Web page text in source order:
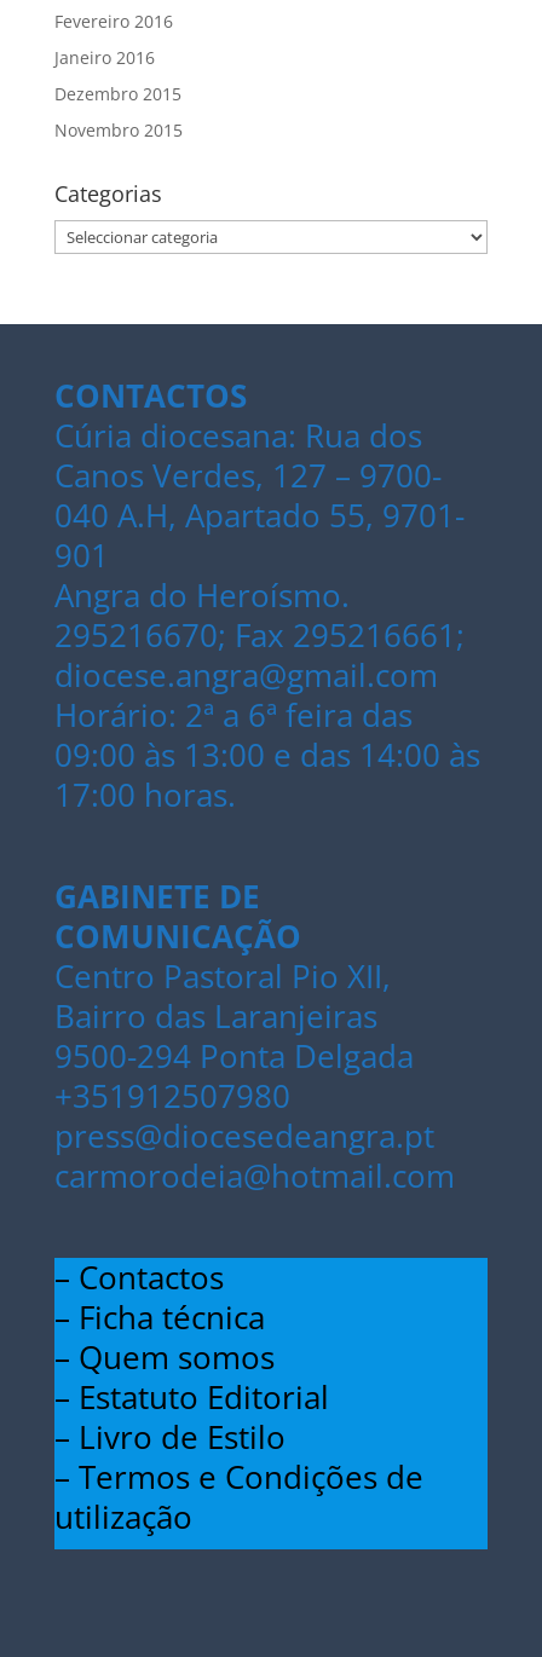
Fevereiro 2016
Janeiro 2016
Dezembro 2015
Novembro 2015
Categorias
Categorias
CONTACTOS
Cúria diocesana: Rua dos
Canos Verdes, 127 – 9700-
040 A.H, Apartado 55, 9701-
901
Angra do Heroísmo.
295216670; Fax 295216661;
diocese.angra@gmail.com
Horário: 2ª a 6ª feira das
09:00 às 13:00 e das 14:00 às
17:00 horas.
GABINETE DE
COMUNICAÇÃO
Centro Pastoral Pio XII,
Bairro das Laranjeiras
9500-294 Ponta Delgada
+351912507980
press@diocesedeangra.pt
carmorodeia@hotmail.com
– Contactos
– Ficha técnica
– Quem somos
– Estatuto Editorial
– Livro de Estilo
– Termos e Condições de
utilização